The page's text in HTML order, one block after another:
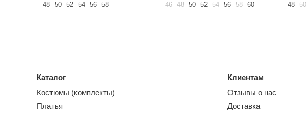
48
50 52 54 56 58
46 48 50 52 54 56 58 60
48 50
Каталог
Костюмы (комплекты)
Платья
Клиентам
Отзывы о нас
Доставка